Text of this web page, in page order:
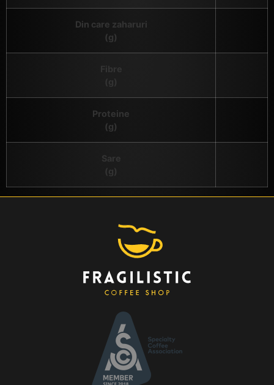
Din care zaharuri
(g)
Proteine
(g)
Sare
(g)